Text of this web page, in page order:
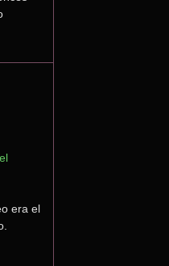
era el